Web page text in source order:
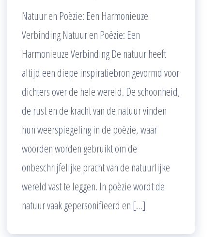
Natuur en Poëzie: Een Harmonieuze
Verbinding Natuur en Poëzie: Een
Harmonieuze Verbinding De natuur heeft
altijd een diepe inspiratiebron gevormd voor
dichters over de hele wereld. De schoonheid,
de rust en de kracht van de natuur vinden
hun weerspiegeling in de poëzie, waar
woorden worden gebruikt om de
onbeschrijfelijke pracht van de natuurlijke
wereld vast te leggen. In poëzie wordt de
natuur vaak gepersonifieerd en […]